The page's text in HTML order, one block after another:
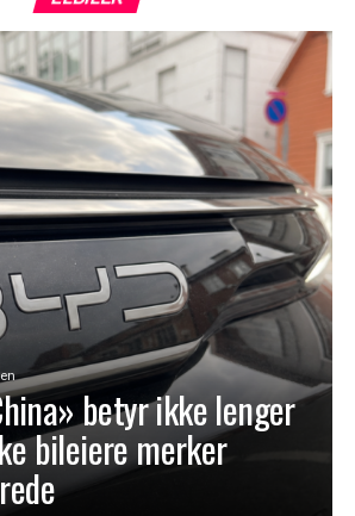
betyr ikke lenger
bileiere merker